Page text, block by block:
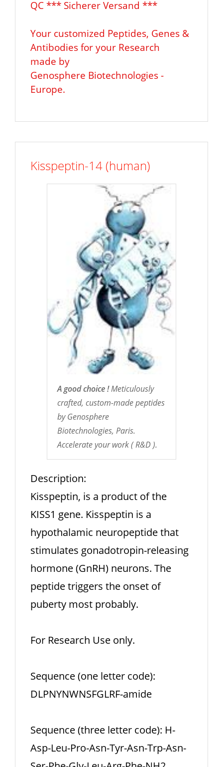
QC *** Sicherer Versand ***
Your customized Peptides, Genes &
Antibodies for your Research
made by
Genosphere Biotechnologies -
Europe.
Kisspeptin-14 (human)
A good choice !Meticulously
crafted, custom-made peptides
by Genosphere
Biotechnologies, Paris.
Accelerate your work ( R&D ).
Description:
Kisspeptin, is a product of the
KISS1 gene. Kisspeptin is a
hypothalamic neuropeptide that
stimulates gonadotropin-releasing
hormone (GnRH) neurons. The
peptide triggers the onset of
puberty most probably.
For Research Use only.
Sequence (one letter code):
DLPNYNWNSFGLRF-amide
Sequence (three letter code): H-
Asp-Leu-Pro-Asn-Tyr-Asn-Trp-Asn-